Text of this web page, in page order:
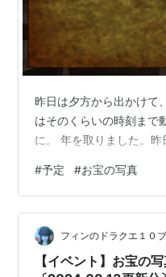
昨日は夕方から出かけて
はそのくらいの時刻まで
に。 年を取りました。昨
#予定 #お宝の写真
フィンのドラクエ１０
【イベント】お宝の